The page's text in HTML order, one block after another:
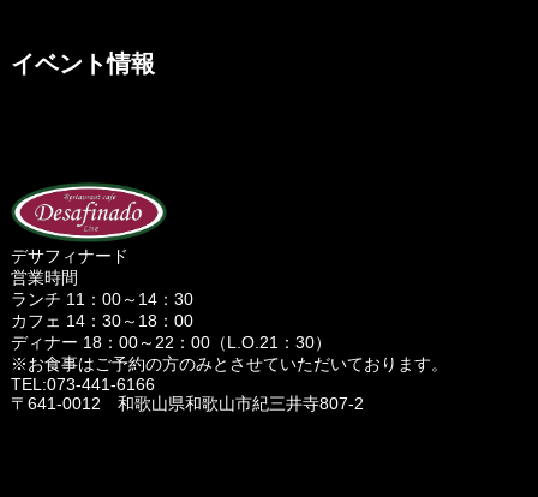
イベント情報
デサフィナード
営業時間
ランチ 11：00～14：30
カフェ 14：30～18：00
ディナー 18：00～22：00（L.O.21：30）
※お食事はご予約の方のみとさせていただいております。
TEL:073-441-6166
〒641-0012 和歌山県和歌山市紀三井寺807-2